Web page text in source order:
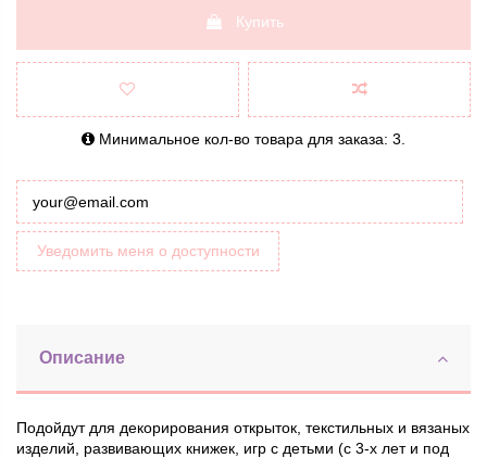
Купить
Минимальное кол-во товара для заказа: 3.
Уведомить меня о доступности
Описание
Подойдут для декорирования открыток, текстильных и вязаных
изделий, развивающих книжек, игр с детьми (с 3-х лет и под